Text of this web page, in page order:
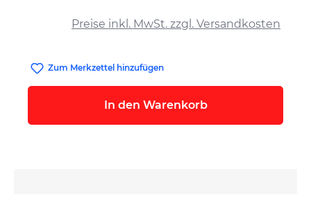
Preise inkl. MwSt. zzgl. Versandkosten
Zum Merkzettel hinzufügen
In den Warenkorb